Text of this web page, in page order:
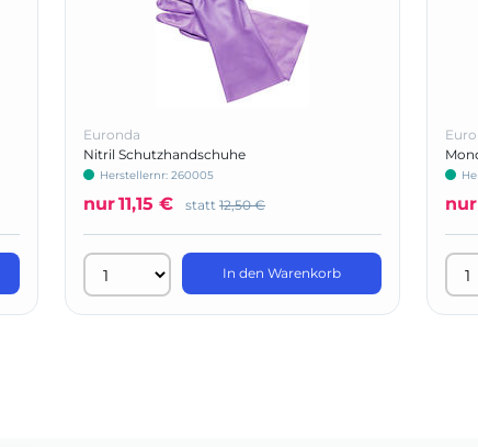
Euronda
Nitril Schutzhandschuhe
Herstellernr: 260005
nur11,15 € statt 12,50 €
In den Warenkorb
nur